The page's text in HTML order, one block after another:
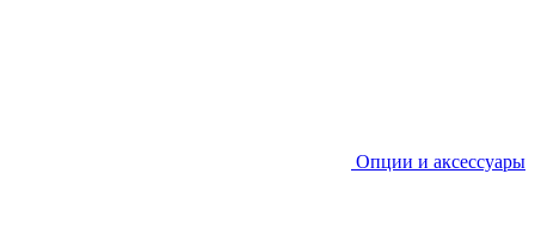
Опции и аксессуары